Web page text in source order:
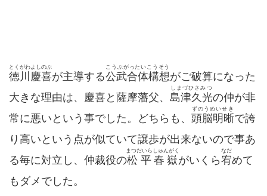
徳川慶喜
とくがわよしのぶ
が主導する公武合体構想
こうぶがったいこうそう
がご破算になった
大きな理由は、慶喜と薩摩藩父、 島津久光
しまづひさみつ
の仲が非
常に悪いという事でした。どちらも、 頭脳明晰
ずのうめいせき
で誇
り高いという点が似ていて譲歩が出来ないので事あ
る毎に対立し、仲裁役の松平春嶽
まつだいらしゅんがく
がいくら宥
なだ
めて
もダメでした。